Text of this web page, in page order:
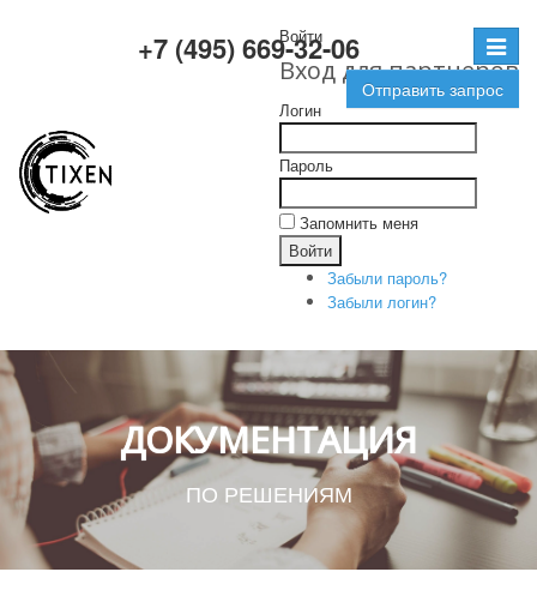
+7 (495) 669-32-06
Toggle
Отправить запрос
Войти
Вход для партнеров
Логин
Пароль
Запомнить меня
Забыли пароль?
Забыли логин?
ДОКУМЕНТАЦИЯ
ПО РЕШЕНИЯМ